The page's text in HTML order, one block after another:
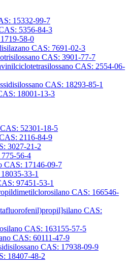
15332-99-7
5356-84-3
58-0
CAS: 7691-02-3
CAS: 3901-77-7
CAS: 2554-06-
CAS: 18293-85-1
18001-13-3
52301-18-5
2116-84-9
3027-21-2
56-4
CAS: 17146-09-7
33-1
97451-53-1
CAS: 166546-
CAS:
CAS: 163155-57-5
CAS: 60111-47-9
CAS: 17938-09-9
18407-48-2